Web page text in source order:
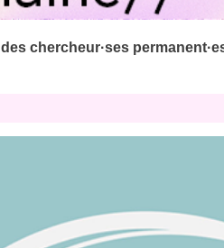
chercheur·ses